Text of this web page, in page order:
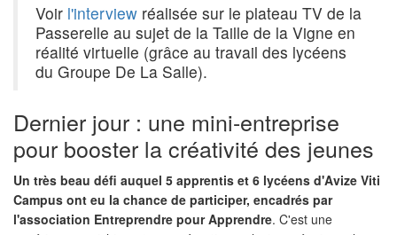
Voir l'interview réalisée sur le plateau TV de la
Passerelle au sujet de la Taille de la Vigne en
réalité virtuelle (grâce au travail des lycéens
du Groupe De La Salle).
Dernier jour : une mini-entreprise
pour booster la créativité des jeunes
Un très beau défi auquel 5 apprentis et 6 lycéens d'Avize Viti
Campus ont eu la chance de participer, encadrés par
l'association Entreprendre pour Apprendre. C'est une